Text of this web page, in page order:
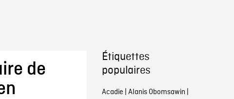
de
Étiquettes
populaires
Acadie | Alanis Obomsawin |